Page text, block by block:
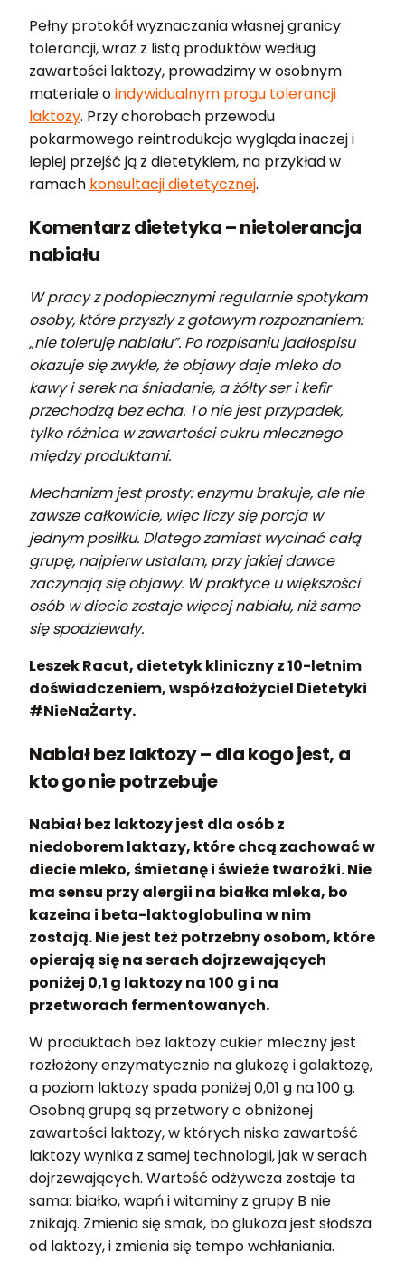
Pełny protokół wyznaczania własnej granicy
tolerancji, wraz z listą produktów według
zawartości laktozy, prowadzimy w osobnym
materiale oindywidualnym progu tolerancji
laktozy. Przy chorobach przewodu
pokarmowego reintrodukcja wygląda inaczej i
lepiej przejść ją z dietetykiem, na przykład w
ramach konsultacji dietetycznej.
Komentarz dietetyka – nietolerancja
nabiału
W pracy z podopiecznymi regularnie spotykam
osoby, które przyszły z gotowym rozpoznaniem:
„nie toleruję nabiału”. Po rozpisaniu jadłospisu
okazuje się zwykle, że objawy daje mleko do
kawy i serek na śniadanie, a żółty ser i kefir
przechodzą bez echa. To nie jest przypadek,
tylko różnica w zawartości cukru mlecznego
między produktami.
Mechanizm jest prosty: enzymu brakuje, ale nie
zawsze całkowicie, więc liczy się porcja w
jednym posiłku. Dlatego zamiast wycinać całą
grupę, najpierw ustalam, przy jakiej dawce
zaczynają się objawy. W praktyce u większości
osób w diecie zostaje więcej nabiału, niż same
się spodziewały.
Leszek Racut, dietetyk kliniczny z 10-letnim
doświadczeniem, współzałożyciel Dietetyki
#NieNaŻarty.
Nabiał bez laktozy – dla kogo jest, a
kto go nie potrzebuje
Nabiał bez laktozy jest dla osób z
niedoborem laktazy, które chcą zachować w
diecie mleko, śmietanę i świeże twarożki. Nie
ma sensu przy alergii na białka mleka, bo
kazeina i beta-laktoglobulina w nim
zostają. Nie jest też potrzebny osobom, które
opierają się na serach dojrzewających
poniżej 0,1 g laktozy na 100 g i na
przetworach fermentowanych.
W produktach bez laktozy cukier mleczny jest
rozłożony enzymatycznie na glukozę i galaktozę,
a poziom laktozy spada poniżej 0,01 g na 100 g.
Osobną grupą są przetwory o obniżonej
zawartości laktozy, w których niska zawartość
laktozy wynika z samej technologii, jak w serach
dojrzewających. Wartość odżywcza zostaje ta
sama: białko, wapń i witaminy z grupy B nie
znikają. Zmienia się smak, bo glukoza jest słodsza
od laktozy, i zmienia się tempo wchłaniania.